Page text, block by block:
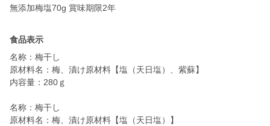
無添加梅塩70g 賞味期限2年
食品表示
名称：梅干し
原材料名：梅、漬け原材料【塩（天日塩）、紫蘇】
内容量：280ｇ
名称：梅干し
原材料名：梅、漬け原材料【塩（天日塩）】